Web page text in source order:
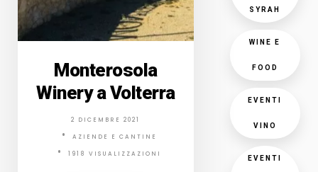
Monterosola
Winery a Volterra
2 DICEMBRE 2021
AZIENDE E CANTINE
1918 VISUALIZZAZIONI
SYRAH
WINE E
FOOD
EVENTI
VINO
EVENTI